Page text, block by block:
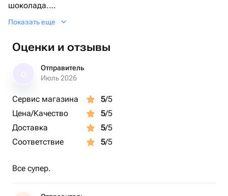
шоколада.
Показать еще
Оценки и отзывы
Отправитель
Июль 2026
Сервис магазина 5/5
Цена/Качество
5/5
Доставка
5/5
Соответствие
5/5
Все супер.